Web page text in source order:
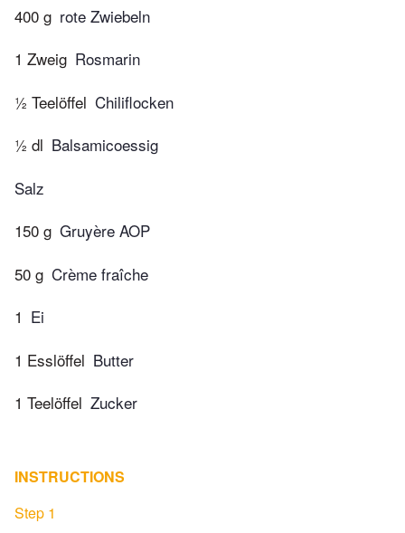
400 g rote Zwiebeln
1 Zweig Rosmarin
½ Teelöffel Chiliflocken
½ dl Balsamicoessig
Salz
150 g Gruyère AOP
50 g Crème fraîche
1 Ei
1 Esslöffel Butter
1 Teelöffel Zucker
INSTRUCTIONS
Step 1